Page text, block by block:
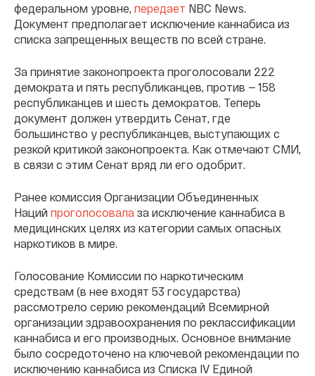
федеральном уровне, передает NBC News.
Документ предполагает исключение каннабиса из
списка запрещенных веществ по всей стране.
За принятие законопроекта проголосовали 222
демократа и пять республиканцев, против — 158
республиканцев и шесть демократов. Теперь
документ должен утвердить Сенат, где
большинство у республиканцев, выступающих с
резкой критикой законопроекта. Как отмечают СМИ,
в связи с этим Сенат вряд ли его одобрит.
Ранее комиссия Организации Объединенных
Наций проголосовала за исключение каннабиса в
медицинских целях из категории самых опасных
наркотиков в мире.
Голосование Комиссии по наркотическим
средствам (в нее входят 53 государства)
рассмотрело серию рекомендаций Всемирной
организации здравоохранения по реклассификации
каннабиса и его производных. Основное внимание
было сосредоточено на ключевой рекомендации по
исключению каннабиса из Списка IV Единой